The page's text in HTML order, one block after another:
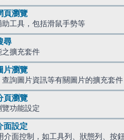
頁瀏覽
工具，包括滑鼠手勢等
尋
擴充套件
片瀏覽
詢圖片資訊等有關圖片的擴充套件
頁瀏覽
功能設定
面設定
介面控制，如工具列、狀態列、按